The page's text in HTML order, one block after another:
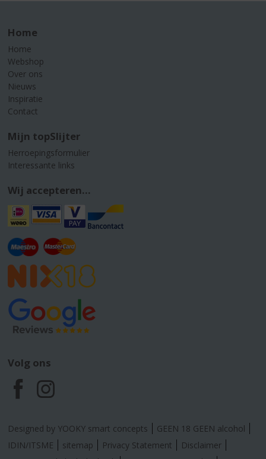
Home
Home
Webshop
Over ons
Nieuws
Inspiratie
Contact
Mijn topSlijter
Herroepingsformulier
Interessante links
Wij accepteren...
Volg ons
F
a
c
I
n
s
Designed by YOOKY smart concepts
GEEN 18 GEEN alcohol
IDIN/ITSME
sitemap Privacy Statement
Disclaimer